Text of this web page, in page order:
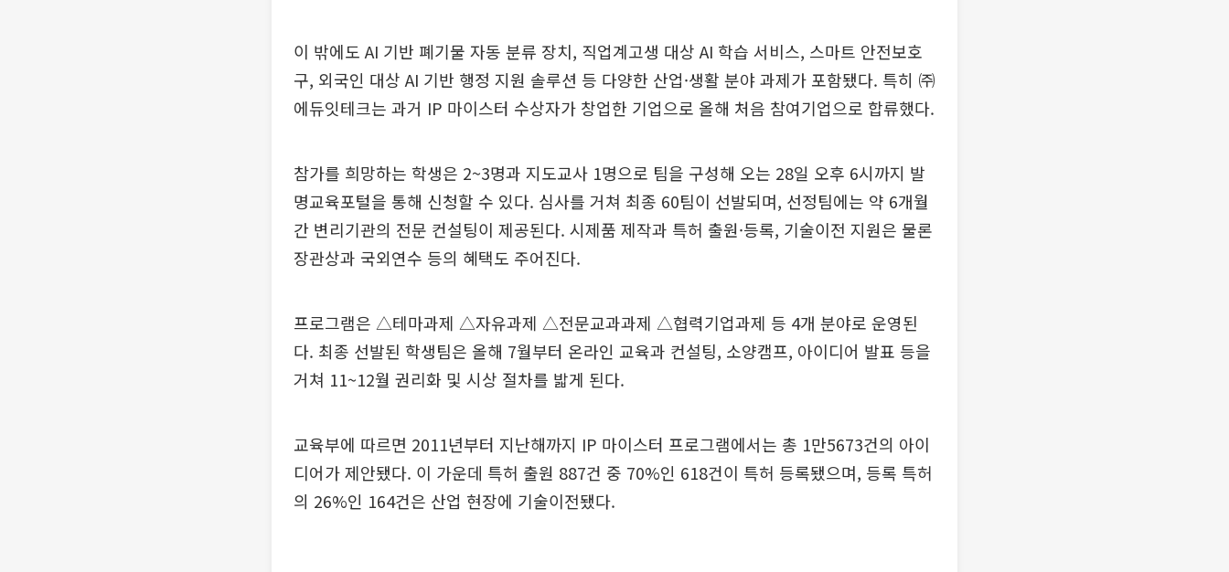
이 밖에도 AI 기반 폐기물 자동 분류 장치, 직업계고생 대상 AI 학습 서비스, 스마트 안전보호
구, 외국인 대상 AI 기반 행정 지원 솔루션 등 다양한 산업·생활 분야 과제가 포함됐다. 특히 ㈜
에듀잇테크는 과거 IP 마이스터 수상자가 창업한 기업으로 올해 처음 참여기업으로 합류했다.
참가를 희망하는 학생은 2~3명과 지도교사 1명으로 팀을 구성해 오는 28일 오후 6시까지 발
명교육포털을 통해 신청할 수 있다. 심사를 거쳐 최종 60팀이 선발되며, 선정팀에는 약 6개월
간 변리기관의 전문 컨설팅이 제공된다. 시제품 제작과 특허 출원·등록, 기술이전 지원은 물론
장관상과 국외연수 등의 혜택도 주어진다.
프로그램은 △테마과제 △자유과제 △전문교과과제 △협력기업과제 등 4개 분야로 운영된
다. 최종 선발된 학생팀은 올해 7월부터 온라인 교육과 컨설팅, 소양캠프, 아이디어 발표 등을
거쳐 11~12월 권리화 및 시상 절차를 밟게 된다.
교육부에 따르면 2011년부터 지난해까지 IP 마이스터 프로그램에서는 총 1만5673건의 아이
디어가 제안됐다. 이 가운데 특허 출원 887건 중 70%인 618건이 특허 등록됐으며, 등록 특허
의 26%인 164건은 산업 현장에 기술이전됐다.